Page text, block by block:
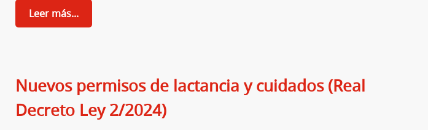
Leer más...
Nuevos permisos de lactancia y cuidados (Real
Decreto Ley 2/2024)